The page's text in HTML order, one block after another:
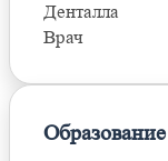
Денталла
Врач
Образование